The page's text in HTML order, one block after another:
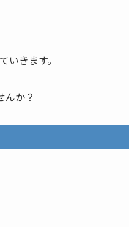
きます。
んか？